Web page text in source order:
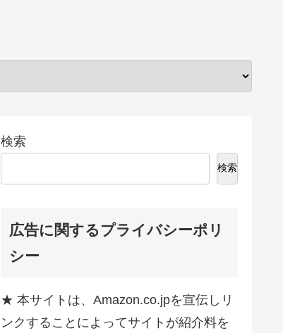
検索
検索
広告に関するプライバシーポリ
シー
★ 本サイトは、Amazon.co.jpを宣伝しリ
ンクすることによってサイトが紹介料を